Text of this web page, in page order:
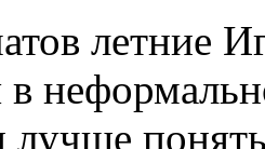
летние
лучше